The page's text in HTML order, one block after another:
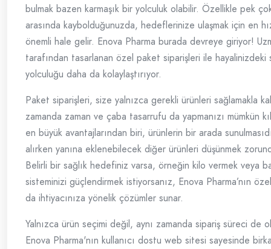
bulmak bazen karmaşık bir yolculuk olabilir. Özellikle pek
arasında kaybolduğunuzda, hedeflerinize ulaşmak için en
önemli hale gelir. Enova Pharma burada devreye giriyor!
tarafından tasarlanan özel paket siparişleri ile hayalinizdeki
yolculuğu daha da kolaylaştırıyor.
Paket siparişleri, size yalnızca gerekli ürünleri sağlamakla
zamanda zaman ve çaba tasarrufu da yapmanızı mümkün
en büyük avantajlarından biri, ürünlerin bir arada
alırken yanına eklenebilecek diğer ürünleri düşünmek
Belirli bir sağlık hedefiniz varsa, örneğin kilo vermek veya
sisteminizi güçlendirmek istiyorsanız, Enova Pharma’nın
da ihtiyacınıza yönelik çözümler sunar.
Yalnızca ürün seçimi değil, aynı zamanda sipariş süreci de
Enova Pharma'nın kullanıcı dostu web sitesi sayesinde